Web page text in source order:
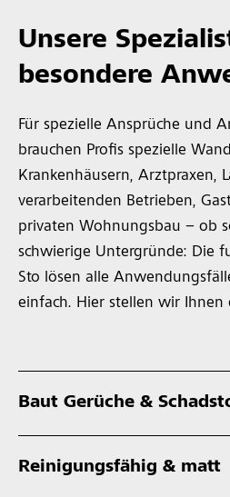
Unsere
besondere
Für spezielle Ansprüche und
brauchen Profis spezielle
Krankenhäusern, Arztpraxen,
verarbeitenden Betrieben,
privaten Wohnungsbau – ob
schwierige Untergründe: Die
Sto lösen alle
einfach. Hier stellen wir Ihnen
Baut Gerüche &
Reinigungsfähig & matt